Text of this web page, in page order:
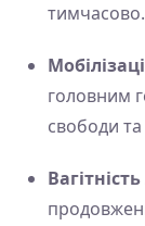
тимчасово.
головним
свободи та